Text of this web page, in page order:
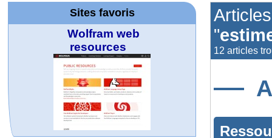
"
12 articles
Sites favoris
Wolfram web
resources